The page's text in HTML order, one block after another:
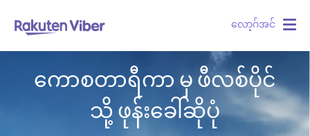
လော့ဂ်အင်
ကောစတာရီကာ မှ ဖီလစ်ပိုင်
သို့ ဖုန်းခေါ်ဆိုပုံ